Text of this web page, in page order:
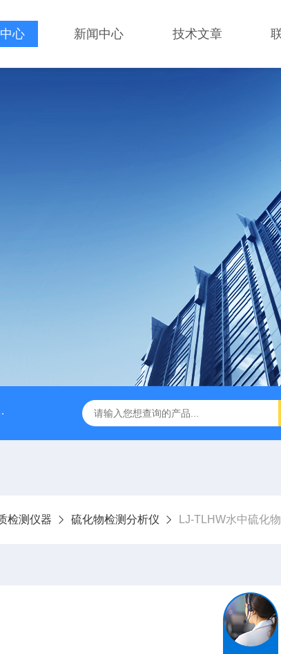
心 新闻中心 技术文章
LJ-W110X标准COD消解器 LJ-W110XCOD消解器
检测仪器 硫化物检测分析仪 LJ-TLHW水中硫化